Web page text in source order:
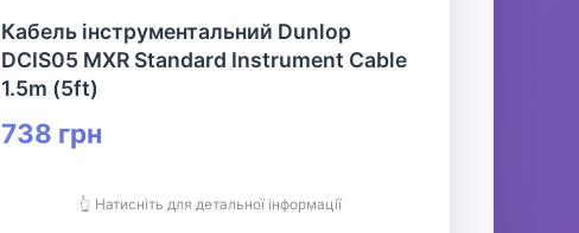
Кабель інструментальний Dunlop
DCIS05 MXR Standard Instrument Cable
1.5m (5ft)
738 грн
👆 Натисніть для детальної інформації